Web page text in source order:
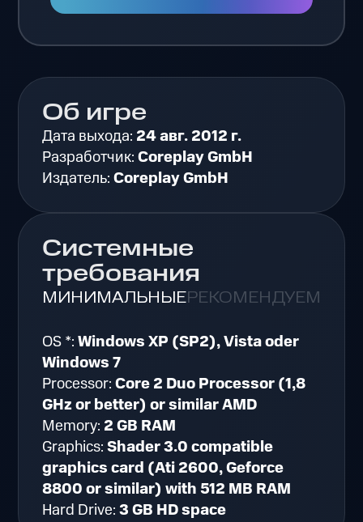
Об игре
Дата выхода: 24 авг. 2012 г.
Разработчик:Coreplay GmbH
Издатель:Coreplay GmbH
Системные
требования
МИНИМАЛЬНЫЕРЕКОМЕНДУЕМЫЕ
OS *:Windows XP (SP2), Vista oder
Windows 7
Processor:Core 2 Duo Processor (1,8
GHz or better) or similar AMD
Memory: 2 GB RAM
Graphics:Shader 3.0 compatible
graphics card (Ati 2600, Geforce
8800 or similar) with 512 MB RAM
Hard Drive:3 GB HD space